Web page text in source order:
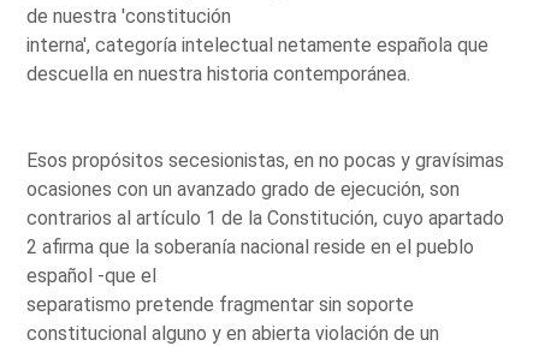
de nuestra 'constitución
interna', categoría intelectual netamente española que
descuella en nuestra historia contemporánea.
Esos propósitos secesionistas, en no pocas y gravísimas
ocasiones con un avanzado grado de ejecución, son
contrarios al artículo 1 de la Constitución, cuyo apartado
2 afirma que la soberanía nacional reside en el pueblo
español -que el
separatismo pretende fragmentar sin soporte
constitucional alguno y en abierta violación de un